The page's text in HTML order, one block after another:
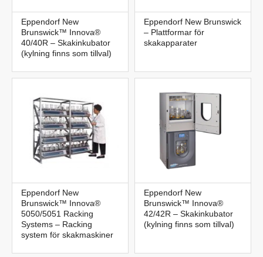
Eppendorf New
Brunswick™ Innova®
40/40R – Skakinkubator
(kylning finns som tillval)
Eppendorf New Brunswick
– Plattformar för
skakapparater
Eppendorf New
Brunswick™ Innova®
5050/5051 Racking
Systems – Racking
system för skakmaskiner
Eppendorf New
Brunswick™ Innova®
42/42R – Skakinkubator
(kylning finns som tillval)